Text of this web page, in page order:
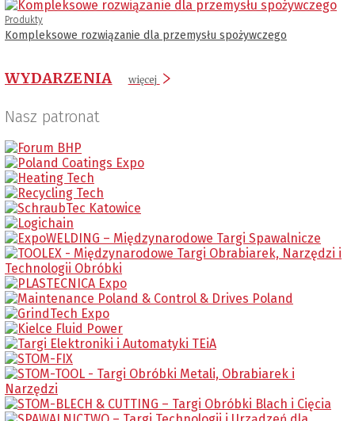
Produkty
Kompleksowe rozwiązanie dla przemysłu spożywczego
WYDARZENIA więcej
Nasz patronat